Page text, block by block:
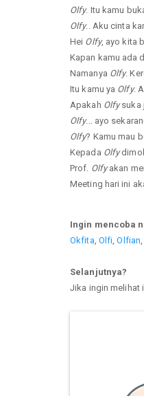
Olfy. Itu kamu
Olfy.. Aku cinta
Hei Olfy, ayo kita
Kapan kamu ada
Namanya Olfy.
Itu kamu ya Olfy.
Apakah Olfysuka
Olfy... ayo
Olfy? Kamu mau
Kepada Olfy
Prof. Olfyakan
Meeting hari ini
Ingin mencoba
Okfita Olfi ,Olfian
Selanjutnya?
Jika ingin melihat